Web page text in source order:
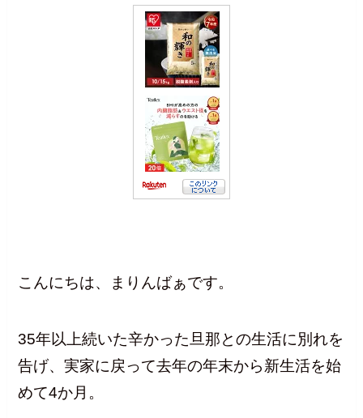
こんにちは、まりんばぁです。
35年以上続いた辛かった旦那との生活に別れを
告げ、実家に戻って去年の年末から新生活を始
めて4か月。